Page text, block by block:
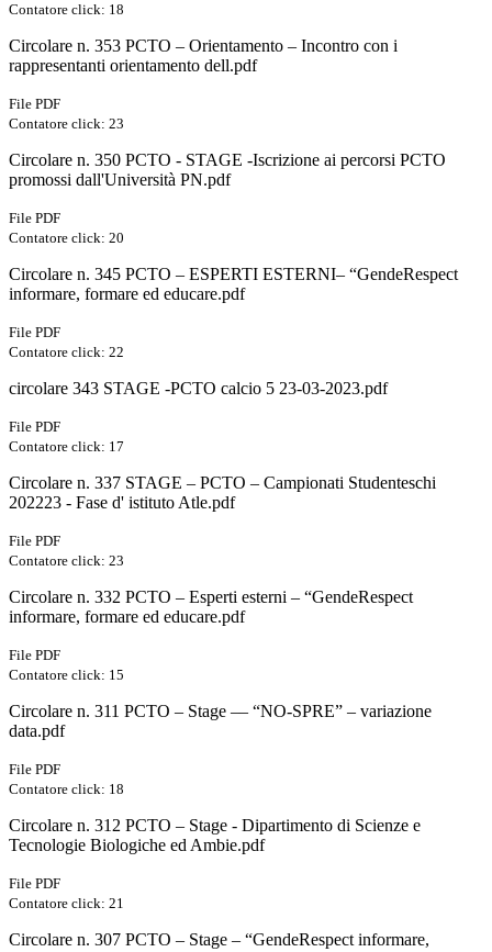
Contatore click: 18
Circolare n. 353 PCTO – Orientamento – Incontro con i
rappresentanti orientamento dell.pdf
File PDF
Contatore click: 23
Circolare n. 350 PCTO - STAGE -Iscrizione ai percorsi PCTO
promossi dall'Università PN.pdf
File PDF
Contatore click: 20
Circolare n. 345 PCTO – ESPERTI ESTERNI– “GendeRespect
informare, formare ed educare.pdf
File PDF
Contatore click: 22
circolare 343 STAGE -PCTO calcio 5 23-03-2023.pdf
File PDF
Contatore click: 17
Circolare n. 337 STAGE – PCTO – Campionati Studenteschi
202223 - Fase d' istituto Atle.pdf
File PDF
Contatore click: 23
Circolare n. 332 PCTO – Esperti esterni – “GendeRespect
informare, formare ed educare.pdf
File PDF
Contatore click: 15
Circolare n. 311 PCTO – Stage –– “NO-SPRE” – variazione
data.pdf
File PDF
Contatore click: 18
Circolare n. 312 PCTO – Stage - Dipartimento di Scienze e
Tecnologie Biologiche ed Ambie.pdf
File PDF
Contatore click: 21
Circolare n. 307 PCTO – Stage – “GendeRespect informare,